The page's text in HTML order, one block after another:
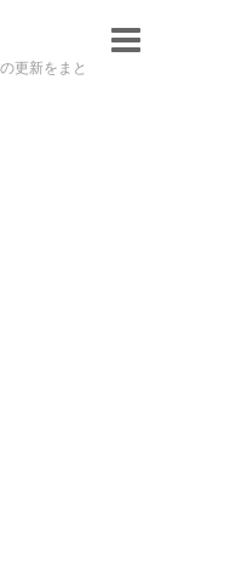
更新をまと